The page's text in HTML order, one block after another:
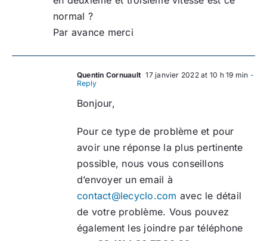
normal ?
Par avance merci
Quentin Cornuault 17 janvier 2022 at 10 h 19 min -
Reply
Bonjour,
Pour ce type de problème et pour
avoir une réponse la plus pertinente
possible, nous vous conseillons
d’envoyer un email à
contact@lecyclo.com avec le détail
de votre problème. Vous pouvez
également les joindre par téléphone